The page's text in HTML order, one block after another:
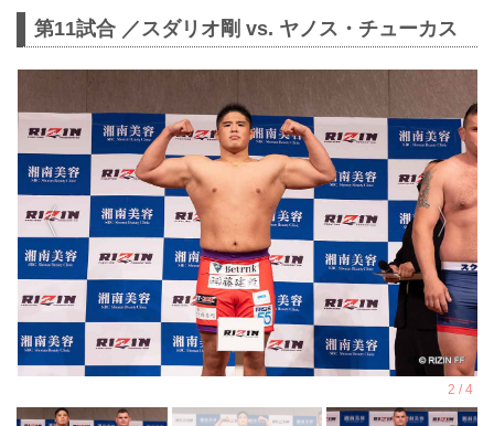
第11試合 ／スダリオ剛 vs. ヤノス・チューカス